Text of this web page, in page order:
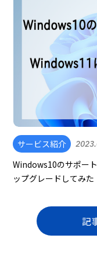
サービス紹介
Windows10のサポー
ップグレードしてみた
記